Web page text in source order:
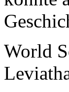
World